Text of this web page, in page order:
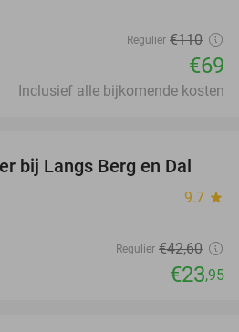
Regulier €110
€69
Inclusief alle bijkomende kosten
44%
bij Langs Berg en Dal
9.7 star
Regulier €42,60
€23,95